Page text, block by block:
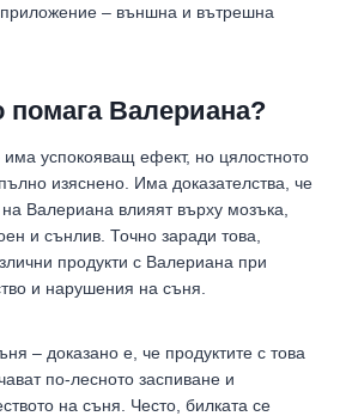
– външна и вътрешна
помага Валериана?
има успокояващ ефект, но цялостното
изяснено. Има доказателства, че
Валериана влияят върху мозъка,
и сънлив. Точно заради това,
продукти с Валериана при
и нарушения на съня.
– доказано е, че продуктите с това
по-лесното заспиване и
на съня. Често, билката се